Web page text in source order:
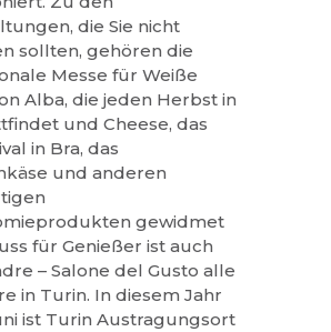
die Sie nicht
sollten, gehören die
Messe für Weiße
Alba, die jeden Herbst in
und Cheese, das
in Bra, das
und anderen
gewidmet
für Genießer ist auch
– Salone del Gusto alle
in Turin. In diesem Jahr
ist Turin Austragungsort